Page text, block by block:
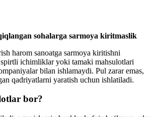
sohalarga sarmoya kiritmaslik
harom sanoatga sarmoya kiritishni
ichimliklar yoki tamaki mahsulotlari
bilan ishlamaydi. Pul zarar emas,
qadriyatlarni yaratish uchun ishlatiladi.
bor?